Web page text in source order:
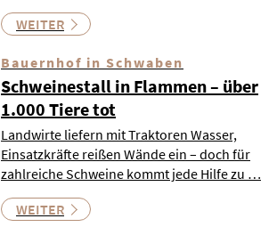
WEITER
Bauernhof in Schwaben
Schweinestall in Flammen – über
1.000 Tiere tot
Landwirte liefern mit Traktoren Wasser,
Einsatzkräfte reißen Wände ein – doch für
zahlreiche Schweine kommt jede Hilfe zu …
WEITER